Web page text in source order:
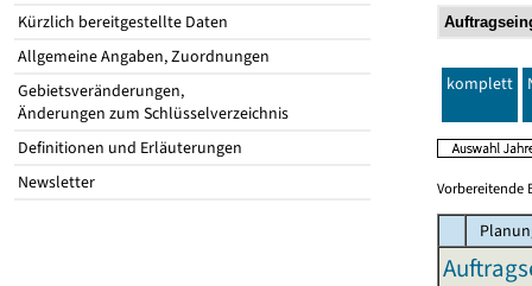
Kürzlich bereitgestellte Daten
Allgemeine Angaben, Zuordnungen
Gebietsveränderungen,
Änderungen zum Schlüsselverzeichnis
Definitionen und Erläuterungen
Newsletter
komplett
Vorbereitende